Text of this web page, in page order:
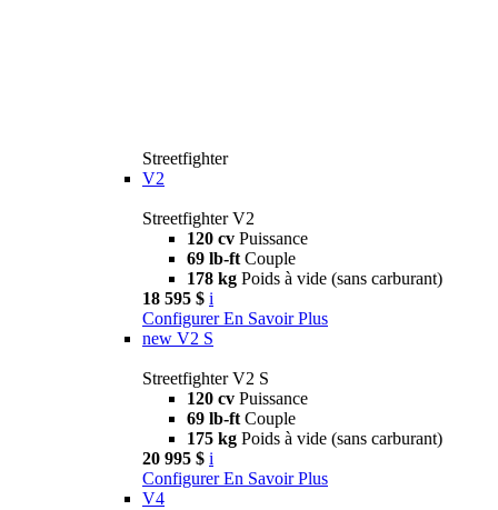
Streetfighter
V2
Streetfighter V2
120 cv Puissance
69 lb-ft Couple
178 kg Poids à vide (sans carburant)
18 595 $ i
Configurer En Savoir Plus
new V2 S
Streetfighter V2 S
120 cv Puissance
69 lb-ft Couple
175 kg Poids à vide (sans carburant)
20 995 $ i
Configurer En Savoir Plus
V4